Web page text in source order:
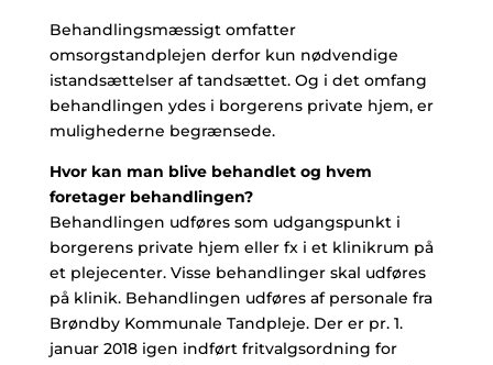
Behandlingsmæssigt omfatter
omsorgstandplejen derfor kun nødvendige
istandsættelser af tandsættet. Og i det omfang
behandlingen ydes i borgerens private hjem, er
mulighederne begrænsede.
Hvor kan man blive behandlet og hvem
foretager behandlingen?
Behandlingen udføres som udgangspunkt i
borgerens private hjem eller fx i et klinikrum på
et plejecenter. Visse behandlinger skal udføres
på klinik. Behandlingen udføres af personale fra
Brøndby Kommunale Tandpleje. Der er pr. 1.
januar 2018 igen indført fritvalgsordning for